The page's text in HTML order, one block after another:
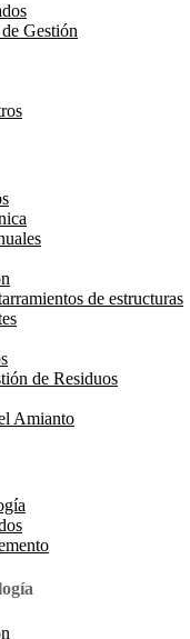
Gestión
de estructuras
de Residuos
Amianto